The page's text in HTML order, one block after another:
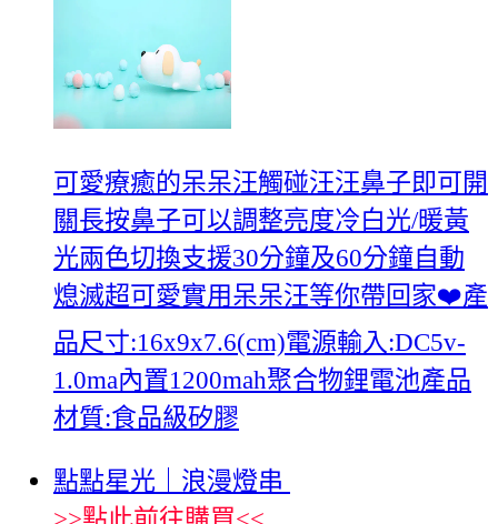
可愛療癒的呆呆汪觸碰汪汪鼻子即可開
關長按鼻子可以調整亮度冷白光/暖黃
光兩色切換支援30分鐘及60分鐘自動
熄滅超可愛實用呆呆汪等你帶回家❤️產
品尺寸:16x9x7.6(cm)電源輸入:DC5v-
1.0ma內置1200mah聚合物鋰電池產品
材質:食品級矽膠
點點星光｜浪漫燈串